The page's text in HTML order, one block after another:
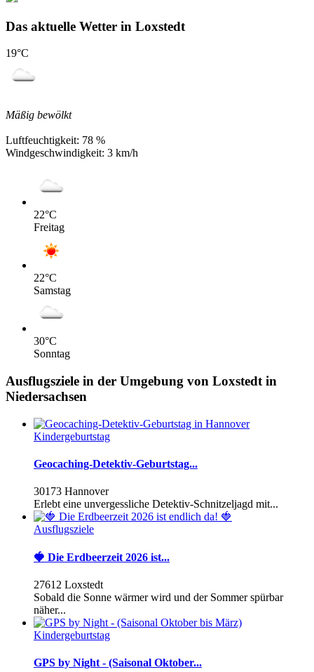
Das aktuelle Wetter in Loxstedt
19°C
Mäßig bewölkt
Luftfeuchtigkeit: 78 %
Windgeschwindigkeit: 3 km/h
22°C
Freitag
22°C
Samstag
30°C
Sonntag
Ausflugsziele in der Umgebung von Loxstedt in
Niedersachsen
Kindergeburtstag
Geocaching-Detektiv-Geburtstag...
30173 Hannover
Erlebt eine unvergessliche Detektiv-Schnitzeljagd mit...
Ausflugsziele
🍓 Die Erdbeerzeit 2026 ist...
27612 Loxstedt
Sobald die Sonne wärmer wird und der Sommer spürbar
näher...
Kindergeburtstag
GPS by Night - (Saisonal Oktober...